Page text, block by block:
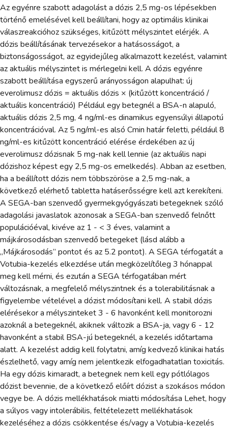
Az egyénre szabott adagolást a dózis 2,5 mg-os lépésekben
történő emelésével kell beállítani, hogy az optimális klinikai
válaszreakcióhoz szükséges, kitűzött mélyszintet elérjék. A
dózis beállításának tervezésekor a hatásosságot, a
biztonságosságot, az egyidejűleg alkalmazott kezelést, valamint
az aktuális mélyszintet is mérlegelni kell. A dózis egyénre
szabott beállítása egyszerű arányosságon alapulhat: új
everolimusz dózis = aktuális dózis × (kitűzött koncentráció /
aktuális koncentráció) Például egy betegnél a BSA-n alapuló,
aktuális dózis 2,5 mg, 4 ng/ml-es dinamikus egyensúlyi állapotú
koncentrációval. Az 5 ng/ml-es alsó Cmin határ feletti, például 8
ng/ml-es kitűzött koncentráció elérése érdekében az új
everolimusz dózisnak 5 mg-nak kell lennie (az aktuális napi
dózishoz képest egy 2,5 mg-os emelkedés). Abban az esetben,
ha a beállított dózis nem többszöröse a 2,5 mg-nak, a
következő elérhető tabletta hatáserősségre kell azt kerekíteni.
A SEGA-ban szenvedő gyermekgyógyászati betegeknek szóló
adagolási javaslatok azonosak a SEGA-ban szenvedő felnőtt
populációéval, kivéve az 1 - < 3 éves, valamint a
májkárosodásban szenvedő betegeket (lásd alább a
„Májkárosodás” pontot és az 5.2 pontot). A SEGA térfogatát a
Votubia-kezelés elkezdése után megközelítőleg 3 hónappal
meg kell mérni, és ezután a SEGA térfogatában mért
változásnak, a megfelelő mélyszintnek és a tolerabilitásnak a
figyelembe vételével a dózist módosítani kell. A stabil dózis
elérésekor a mélyszinteket 3 - 6 havonként kell monitorozni
azoknál a betegeknél, akiknek változik a BSA-ja, vagy 6 - 12
havonként a stabil BSA-jú betegeknél, a kezelés időtartama
alatt. A kezelést addig kell folytatni, amíg kedvező klinikai hatás
észlelhető, vagy amíg nem jelentkezik elfogadhatatlan toxicitás.
Ha egy dózis kimaradt, a betegnek nem kell egy pótlólagos
dózist bevennie, de a következő előírt dózist a szokásos módon
vegye be. A dózis mellékhatások miatti módosítása Lehet, hogy
a súlyos vagy intolerábilis, feltételezett mellékhatások
kezeléséhez a dózis csökkentése és/vagy a Votubia-kezelés